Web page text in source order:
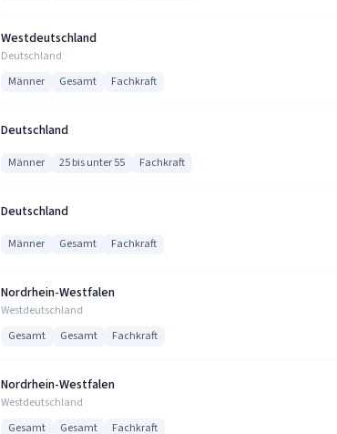
Westdeutschland
Deutschland
Männer Gesamt Fachkraft
Deutschland
Männer 25 bis unter 55 Fachkraft
Deutschland
Männer Gesamt Fachkraft
Nordrhein-Westfalen
Westdeutschland
Gesamt Gesamt Fachkraft
Nordrhein-Westfalen
Westdeutschland
Gesamt Gesamt Fachkraft